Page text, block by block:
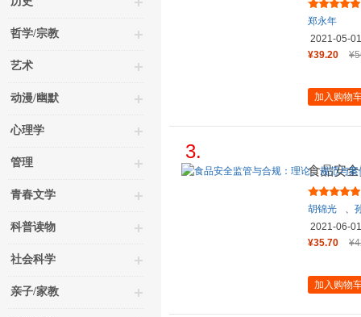
哲学/宗教
艺术
动漫/幽默
心理学
管理
青春文学
科普读物
社会科学
亲子/家教
郑永年
2021-05-01
¥39.20
加入购物
3.
食品安
胡锦光 、
2021-06-01
¥35.70
加入购物